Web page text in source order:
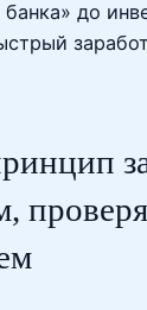
банка» до